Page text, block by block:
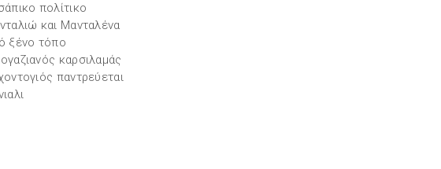
πολίτικο
και Μανταλένα
ξένο τόπο
καρσιλαμάς
παντρεύεται